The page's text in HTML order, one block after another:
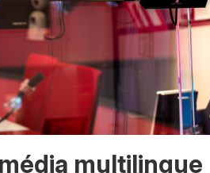
multilingue